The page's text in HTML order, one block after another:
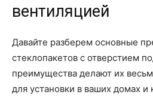
вентиляцией
Давайте разберем основные
стеклопакетов с отверстием
преимущества делают их
для установки в ваших домах и